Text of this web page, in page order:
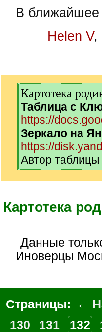
В ближайшее
Helen V,
[
q
Картотека
Таблица с
https://
Зеркало на
https://
Автор
[
/
Картотека
Данные только по Москве в границах 1917года.
Иноверцы
Страницы: ←
130
131 132